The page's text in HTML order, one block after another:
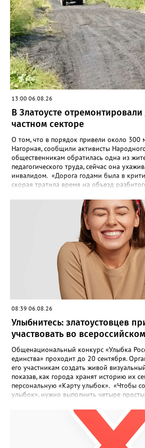
13:00 06.08.26
В Златоусте
частном секторе
О том, что в порядок привели около 300
Нагорная, сообщили активисты
общественникам обратилась одна из
педагогического труда, сейчас она
инвалидом. «Дорога годами была в
скорая тратила время на объезд
однажды реанимация не смогла
Жители писали в администрацию города
пытались ремонтировать дорогу своими
– рассказали в ОНФ. Общественники
они добились, чтобы участок разровняли
этого потребовалось обратиться в мэрию
08:39 06.08.26
Улыбнитесь: златоустовцев
участвовать во
Общенациональный конкурс «Улыбка
единства» проходит до 20 сентября.
его участникам создать живой
показав, как города хранят историю их
персональную «Карту улыбок». «Чтобы
улыбок», нужно выполнить четыре
улыбок»; загрузить фотографию с
одного человека, пары, семьи или
одном кадре; отметить один или
связанных с историей семьи или